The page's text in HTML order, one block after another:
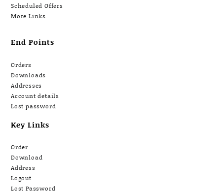
Scheduled Offers
More Links
End Points
Orders
Downloads
Addresses
Account details
Lost password
Key Links
Order
Download
Address
Logout
Lost Password